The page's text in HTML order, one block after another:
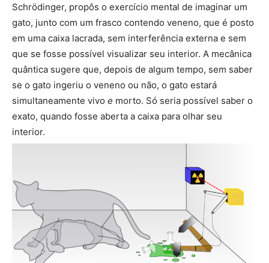
Schrödinger, propôs o exercício mental de imaginar um
gato, junto com um frasco contendo veneno, que é posto
em uma caixa lacrada, sem interferência externa e sem
que se fosse possível visualizar seu interior. A mecânica
quântica sugere que, depois de algum tempo, sem saber
se o gato ingeriu o veneno ou não, o gato estará
simultaneamente vivo e morto. Só seria possível saber o
exato, quando fosse aberta a caixa para olhar seu
interior.